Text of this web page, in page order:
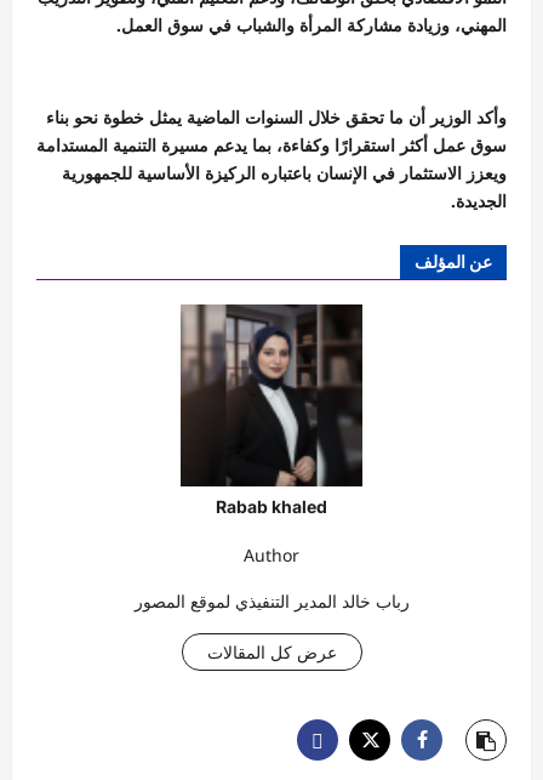
المهني، وزيادة مشاركة المرأة والشباب في سوق العمل.
وأكد الوزير أن ما تحقق خلال السنوات الماضية يمثل خطوة نحو بناء
سوق عمل أكثر استقرارًا وكفاءة، بما يدعم مسيرة التنمية المستدامة
ويعزز الاستثمار في الإنسان باعتباره الركيزة الأساسية للجمهورية
الجديدة.
عن المؤلف
Rabab khaled
Author
رباب خالد المدير التنفيذي لموقع المصور
عرض كل المقالات